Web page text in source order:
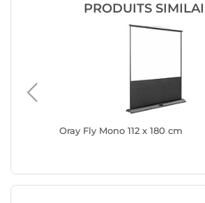
PRODUITS
Oray Fly Mono 112 x 180 cm